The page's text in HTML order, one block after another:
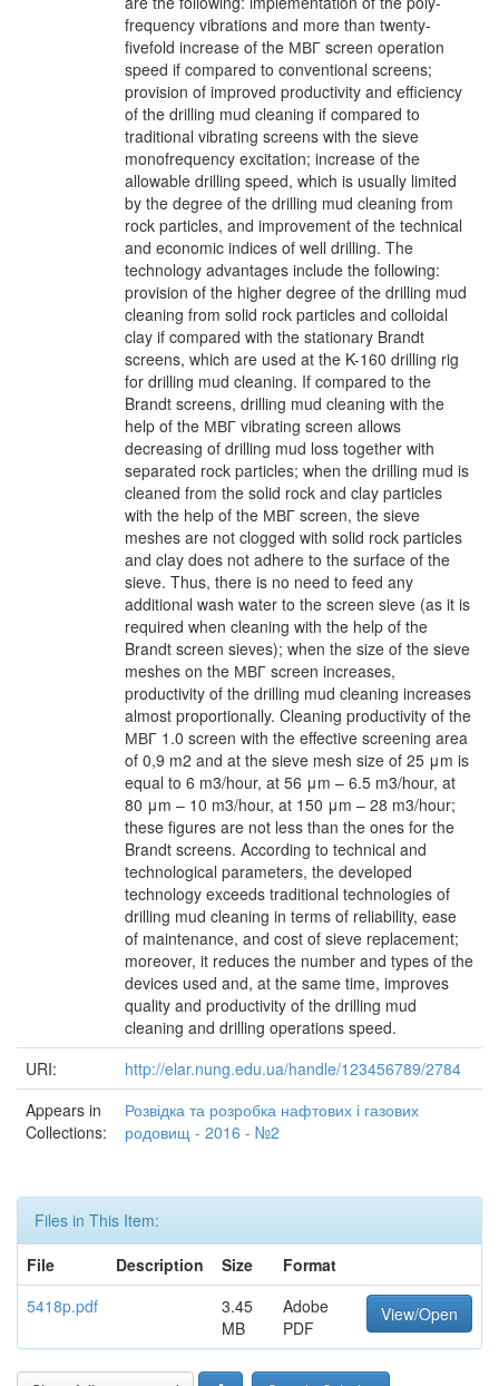
frequency vibrations and more than twenty-
fivefold increase of the МВГ screen operation
speed if compared to conventional screens;
provision of improved productivity and efficiency
of the drilling mud cleaning if compared to
traditional vibrating screens with the sieve
monofrequency excitation; increase of the
allowable drilling speed, which is usually limited
by the degree of the drilling mud cleaning from
rock particles, and improvement of the technical
and economic indices of well drilling. The
technology advantages include the following:
provision of the higher degree of the drilling mud
cleaning from solid rock particles and colloidal
clay if compared with the stationary Brandt
screens, which are used at the K-160 drilling rig
for drilling mud cleaning. If compared to the
Brandt screens, drilling mud cleaning with the
help of the МВГ vibrating screen allows
decreasing of drilling mud loss together with
separated rock particles; when the drilling mud is
cleaned from the solid rock and clay particles
with the help of the МВГ screen, the sieve
meshes are not clogged with solid rock particles
and clay does not adhere to the surface of the
sieve. Thus, there is no need to feed any
additional wash water to the screen sieve (as it is
required when cleaning with the help of the
Brandt screen sieves); when the size of the sieve
meshes on the МВГ screen increases,
productivity of the drilling mud cleaning increases
almost proportionally. Cleaning productivity of the
МВГ 1.0 screen with the effective screening area
of 0,9 m2 and at the sieve mesh size of 25 μm is
equal to 6 m3/hour, at 56 μm – 6.5 m3/hour, at
80 μm – 10 m3/hour, at 150 μm – 28 m3/hour;
these figures are not less than the ones for the
Brandt screens. According to technical and
technological parameters, the developed
technology exceeds traditional technologies of
drilling mud cleaning in terms of reliability, ease
of maintenance, and cost of sieve replacement;
moreover, it reduces the number and types of the
devices used and, at the same time, improves
quality and productivity of the drilling mud
cleaning and drilling operations speed.
URI:
http://elar.nung.edu.ua/handle/123456789/2784
Appears in
Collections:
Розвідка та розробка нафтових і газових
родовищ - 2016 - №2
Files in This Item:
File
Description Size
Format
5418p.pdf
3.45
MB
Adobe
PDF
View/Open